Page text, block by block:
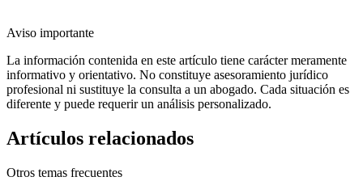
Aviso importante
La información contenida en este artículo tiene carácter meramente
informativo y orientativo. No constituye asesoramiento jurídico
profesional ni sustituye la consulta a un abogado. Cada situación es
diferente y puede requerir un análisis personalizado.
Artículos relacionados
Otros temas frecuentes